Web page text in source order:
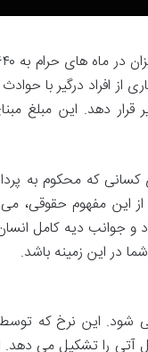
افراد درگیر با
قرار دهد. این مبلغ
کسانی که محکوم به
این مفهوم حقوقی، می
و جوانب دیه کامل
این نرخ که توسط
را تشکیل می دهد.